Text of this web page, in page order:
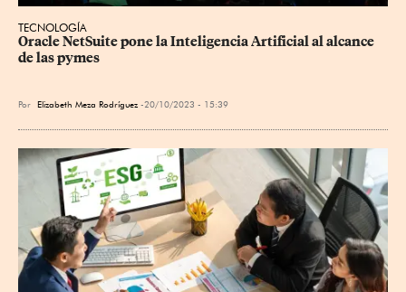
TECNOLOGÍA
Oracle NetSuite pone la Inteligencia Artificial al alcance
de las pymes
Por Elizabeth Meza Rodríguez 20/10/2023 - 15:39